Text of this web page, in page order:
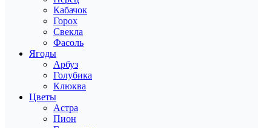
Кабачок
Горох
Свекла
Фасоль
Ягоды
Арбуз
Голубика
Клюква
Цветы
Астра
Пион